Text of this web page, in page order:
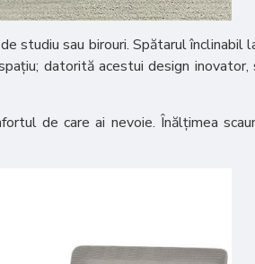
studiu sau birouri. Spătarul înclinabil
datorită acestui design
de care ai nevoie. Înălțimea